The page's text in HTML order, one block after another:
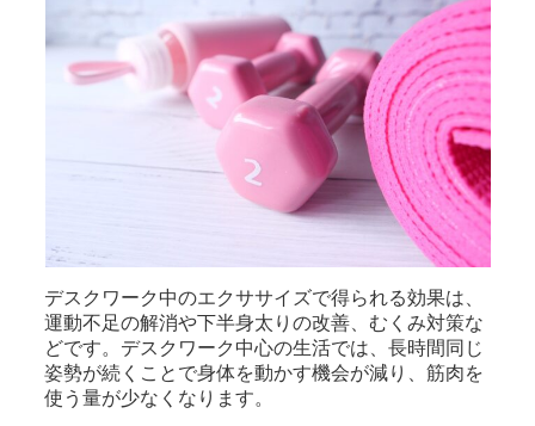
デスクワーク中のエクササイズで得られる効果は、
運動不足の解消や下半身太りの改善、むくみ対策な
どです。デスクワーク中心の生活では、長時間同じ
姿勢が続くことで身体を動かす機会が減り、筋肉を
使う量が少なくなります。